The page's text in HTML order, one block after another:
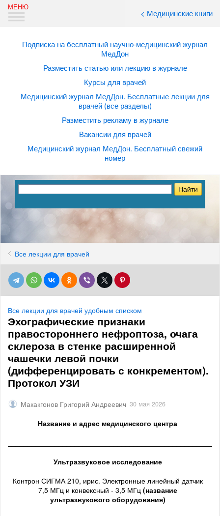
< Медицинские книги
Подписка на бесплатный научно-медицинский журнал
МедДон
Разместить статью или лекцию в журнале
Курсы для врачей
Медицинский журнал МедДон. Бесплатные лекции для
врачей (все разделы)
Разместить рекламу в журнале
Вакансии для врачей
Медицинский журнал МедДон. Бесплатный свежий
номер
Все лекции для врачей
Все лекции для врачей удобным списком
Эхографические признаки
правостороннего нефроптоза, очага
склероза в стенке расширенной
чашечки левой почки
(дифференцировать с конкрементом).
Протокол УЗИ
Макакгонов Григорий Андреевич 30 мая 2026
Название и адрес медицинского центра
Ультразвуковое исследование
Контрон СИГМА 210, ирис. Электронные линейный датчик
7,5 МГц и конвексный - 3,5 МГц(название
ультразвукового оборудования)